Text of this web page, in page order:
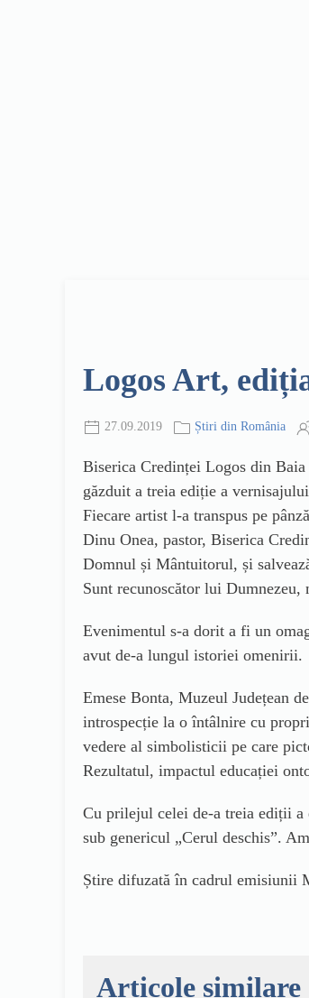
Logos Art,
27.09.2019 Știri din România
Biserica Credinței Logos din
găzduit a treia ediție a
Fiecare artist l-a transpus pe
Dinu Onea, pastor, Biserica
Domnul și Mântuitorul, și
Sunt recunoscător lui
Evenimentul s-a dorit a fi un
avut de-a lungul istoriei omenirii.
Emese Bonta, Muzeul Județean
introspecție la o întâlnire cu
vedere al simbolisticii pe care
Rezultatul, impactul educației
Cu prilejul celei de-a treia ediții
sub genericul „Cerul deschis”.
Știre difuzată în cadrul emisiunii
Articole similare